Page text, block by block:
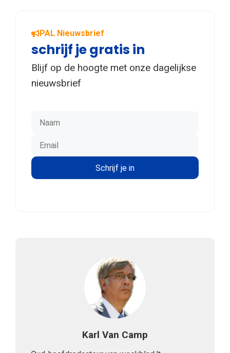
PAL Nieuwsbrief
schrijf je gratis in
Blijf op de hoogte met onze dagelijkse
nieuwsbrief
Karl Van Camp